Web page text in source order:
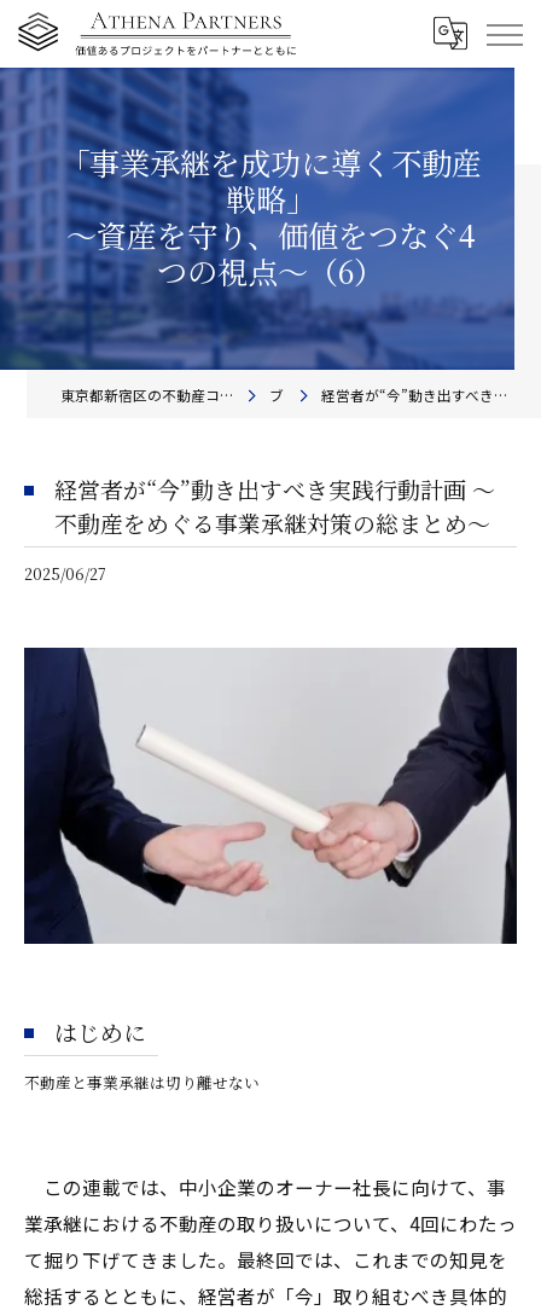
「事業承継を成功に導く不動産
戦略」
〜資産を守り、価値をつなぐ4
つの視点〜（6）
東京都新宿区の不動産コンサルティングならアテナ・パートナーズ株式会社 ブログ 経営者が“今”動き出すべき実践行動計画 〜不動産をめぐる事業承継対策の総まとめ〜
経営者が“今”動き出すべき実践行動計画 〜
不動産をめぐる事業承継対策の総まとめ〜
2025/06/27
はじめに
不動産と事業承継は切り離せない
この連載では、中小企業のオーナー社長に向けて、事
業承継における不動産の取り扱いについて、4回にわたっ
て掘り下げてきました。最終回では、これまでの知見を
総括するとともに、経営者が「今」取り組むべき具体的